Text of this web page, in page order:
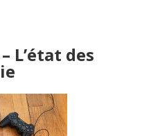
– L’état des